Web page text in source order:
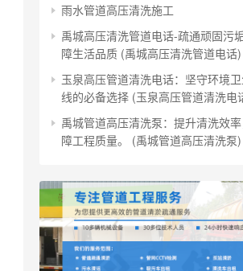
雨水管道高压清洗施工
禹城高压清洗管道电话-疏通顽固污
障生活品质 (禹城高压清洗管道电话)
玉泉高压管道清洗电话：坚守环境
线的必备选择 (玉泉高压管道清洗电
禹城管道高压清洗泵：提升清洗效
障工程质量。 (禹城管道高压清洗泵)